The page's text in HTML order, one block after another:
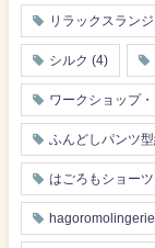
リラックスラン
シルク (4)
ワークショップ
ふんどしパンツ
はごろもショー
hagoromolingerie